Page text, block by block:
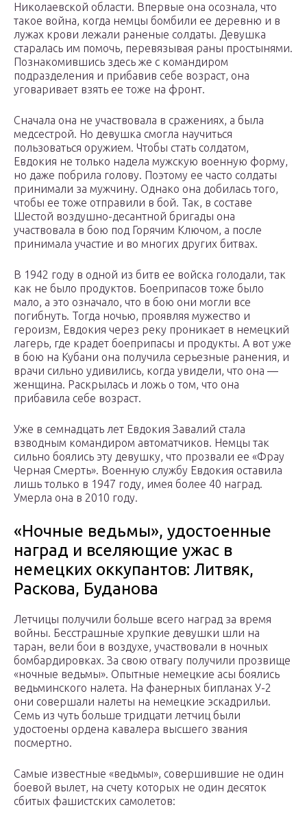
Николаевской области. Впервые она осознала, что
такое война, когда немцы бомбили ее деревню и в
лужах крови лежали раненые солдаты. Девушка
старалась им помочь, перевязывая раны простынями.
Познакомившись здесь же с командиром
подразделения и прибавив себе возраст, она
уговаривает взять ее тоже на фронт.
Сначала она не участвовала в сражениях, а была
медсестрой. Но девушка смогла научиться
пользоваться оружием. Чтобы стать солдатом,
Евдокия не только надела мужскую военную форму,
но даже побрила голову. Поэтому ее часто солдаты
принимали за мужчину. Однако она добилась того,
чтобы ее тоже отправили в бой. Так, в составе
Шестой воздушно-десантной бригады она
участвовала в бою под Горячим Ключом, а после
принимала участие и во многих других битвах.
В 1942 году в одной из битв ее войска голодали, так
как не было продуктов. Боеприпасов тоже было
мало, а это означало, что в бою они могли все
погибнуть. Тогда ночью, проявляя мужество и
героизм, Евдокия через реку проникает в немецкий
лагерь, где крадет боеприпасы и продукты. А вот уже
в бою на Кубани она получила серьезные ранения, и
врачи сильно удивились, когда увидели, что она —
женщина. Раскрылась и ложь о том, что она
прибавила себе возраст.
Уже в семнадцать лет Евдокия Завалий стала
взводным командиром автоматчиков. Немцы так
сильно боялись эту девушку, что прозвали ее «Фрау
Черная Смерть». Военную службу Евдокия оставила
лишь только в 1947 году, имея более 40 наград.
Умерла она в 2010 году.
«Ночные ведьмы», удостоенные
наград и вселяющие ужас в
немецких оккупантов: Литвяк,
Раскова, Буданова
Летчицы получили больше всего наград за время
войны. Бесстрашные хрупкие девушки шли на
таран, вели бои в воздухе, участвовали в ночных
бомбардировках. За свою отвагу получили прозвище
«ночные ведьмы». Опытные немецкие асы боялись
ведьминского налета. На фанерных бипланах У-2
они совершали налеты на немецкие эскадрильи.
Семь из чуть больше тридцати летчиц были
удостоены ордена кавалера высшего звания
посмертно.
Самые известные «ведьмы», совершившие не один
боевой вылет, на счету которых не один десяток
сбитых фашистских самолетов: